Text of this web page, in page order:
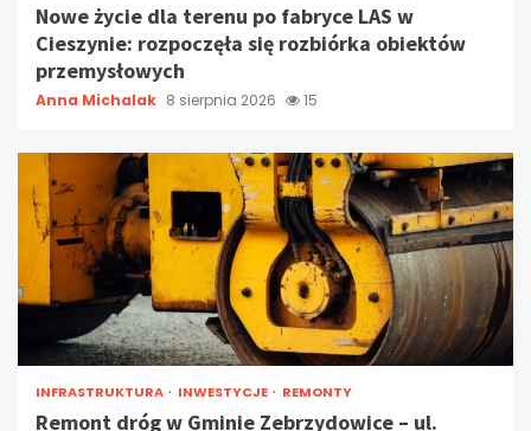
Nowe życie dla terenu po fabryce LAS w
Cieszynie: rozpoczęła się rozbiórka obiektów
przemysłowych
Anna Michalak 8 sierpnia 2026 15
INFRASTRUKTURA INWESTYCJE REMONTY
Remont dróg w Gminie Zebrzydowice – ul.